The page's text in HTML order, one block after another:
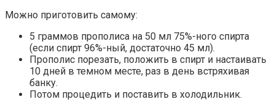
Можно приготовить самому:
5 граммов прополиса на 50 мл 75%-ного спирта
(если спирт 96%-ный, достаточно 45 мл).
Прополис порезать, положить в спирт и настаивать
10 дней в темном месте, раз в день встряхивая
банку.
Потом процедить и поставить в холодильник.